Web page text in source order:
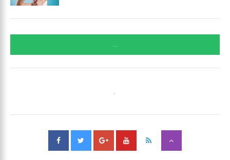
...